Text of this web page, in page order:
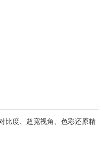
比度、超宽视角、色彩还原精